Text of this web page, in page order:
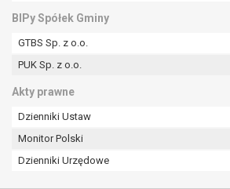
BIPy Spółek Gminy
GTBS Sp. z o.o.
PUK Sp. z o.o.
Akty prawne
Dzienniki Ustaw
Monitor Polski
Dzienniki Urzędowe